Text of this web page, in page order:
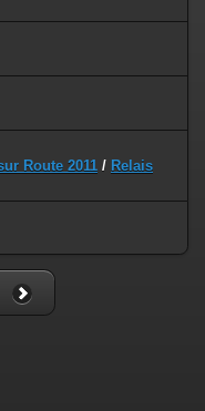
Route 2011 / Relais